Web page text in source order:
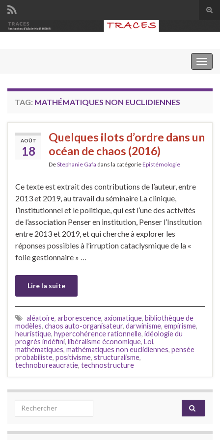
Search for:
TAG: MATHÉMATIQUES NON EUCLIDIENNES
AOÛT
18
Quelques ilots d’ordre dans un
océan de chaos (2016)
DeStephanie Gafa dans la catégorieEpistémologie
Ce texte est extrait des contributions de l’auteur, entre
2013 et 2019, au travail du séminaire La clinique,
l’institutionnel et le politique, qui est l’une des activités
de l’association Penser en institution, Penser l’Institution
entre 2013 et 2019, et qui cherche à explorer les
réponses possibles à l’irruption cataclysmique de la «
folie gestionnaire » …
Lire la suite
aléatoire, arborescence, axiomatique, bibliothèque de
modèles, chaos auto-organisateur, darwinisme, empirisme,
heuristique, hypercohérence rationnelle, idéologie du
progrès indéfini, libéralisme économique, Loi,
mathématiques, mathématiques non euclidiennes, pensée
probabiliste, positivisme, structuralisme,
technobureaucratie, technostructure
Search for: